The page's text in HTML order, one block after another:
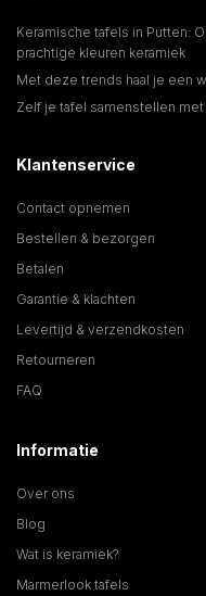
Keramische tafels in Putten:
prachtige kleuren keramiek
Met deze trends haal je een
Zelf je tafel samenstellen
Klantenservice
Contact opnemen
Bestellen & bezorgen
Betalen
Garantie & klachten
Levertijd & verzendkosten
Retourneren
FAQ
Informatie
Over ons
Blog
Wat is keramiek?
Marmerlook tafels